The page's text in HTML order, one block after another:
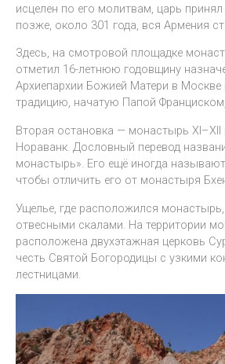
исцелен по его молитвам, царь
позже, около 301 года, вся Армения
Здесь, на смотровой площадке
отметил 16-летнюю годовщину
Архиепархии Божией Матери в Москве
традицию, начатую Папой
Вторая остановка — монастырь XI–XII
Нораванк. Дословный перевод
монастырь». Его ещё иногда
чтобы отличить его от монастыря
Ущелье, где расположился
отвесными скалами. На территории
расположена двухэтажная церковь
честь Святой Богородицы с узкими
лестницами.